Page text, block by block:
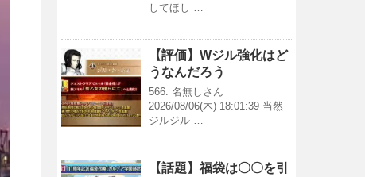
してほし …
【評価】Wジル強化はど
うなんだろう
566: 名無しさん
2026/08/06(木) 18:01:39 当然
ジルジル …
【話題】福袋は〇〇を引